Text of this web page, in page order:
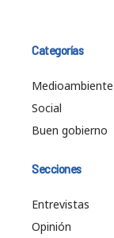
Categorías
Medioambiente
Social
Buen gobierno
Secciones
Entrevistas
Opinión